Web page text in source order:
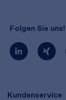
Kundenservice
Folgen Sie uns!